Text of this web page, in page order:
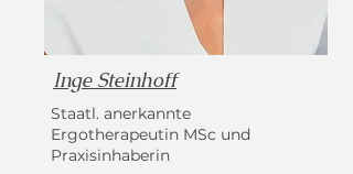
Inge Steinhoff
Staatl. anerkannte
Ergotherapeutin MSc und
Praxisinhaberin